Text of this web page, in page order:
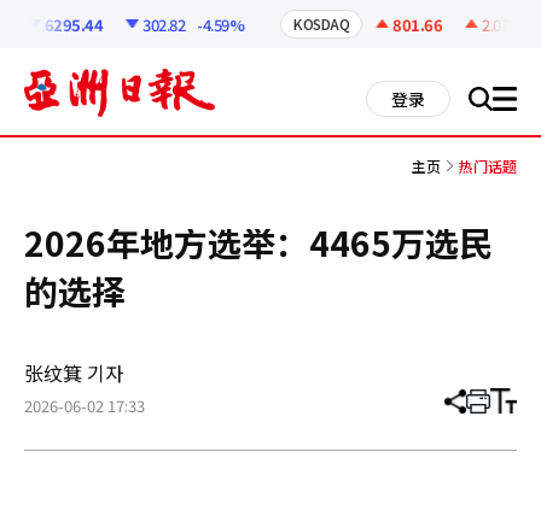
6295.44 302.82 -4.59% KOSDAQ 801.66 2.07
登录 搜 all
主页 热门话题
2026年地方选举：4465万选民
的选择
张纹箕 기자
2026-06-02 17:33 分
章
打 调
小